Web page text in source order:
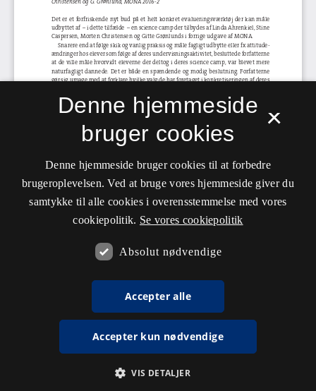
×
Denne hjemmeside
bruger cookies
Denne hjemmeside bruger cookies til at forbedre
brugeroplevelsen. Ved at bruge vores hjemmeside giver du
samtykke til alle cookies i overensstemmelse med vores
cookiepolitik. Se vores cookiepolitik
Absolut nødvendige
Accepter alle
Accepter kun nødvendige
VIS DETALJER